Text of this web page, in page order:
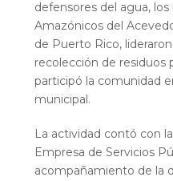
defensores del agua,
Amazónicos del
de Puerto Rico,
recolección de residuos
participó la comunidad
municipal.
La actividad contó con
Empresa de Servicios
acompañamiento de la